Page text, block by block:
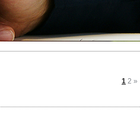
1 2 »